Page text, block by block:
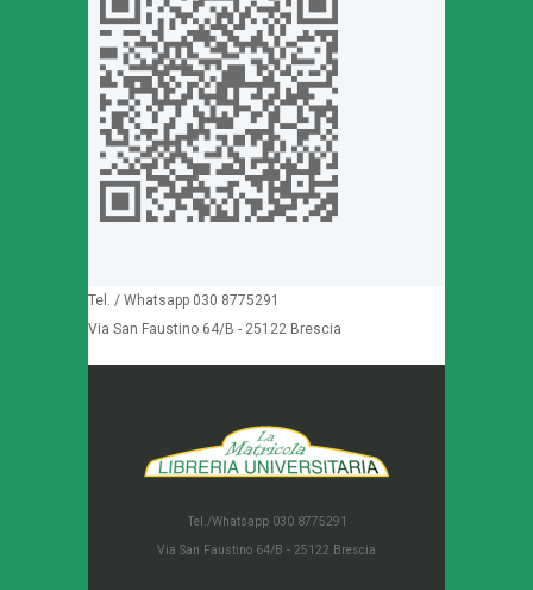
Tel. / Whatsapp 030 8775291
Via San Faustino 64/B - 25122 Brescia
Tel./Whatsapp 030 8775291
Via San Faustino 64/B - 25122 Brescia